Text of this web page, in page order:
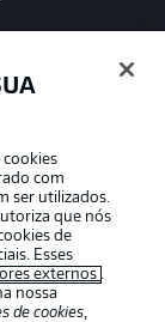
cookies
com
ser utilizados.
que nós
de
Esses
externos .
nossa
de cookies,